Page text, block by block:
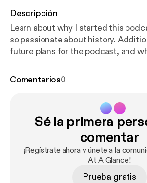
Descripción
Learn about why I started this
so passionate about history.
future plans for the podcast, and
Comentarios0
Sé la primera
comentar
¡Regístrate ahora y únete a la
At A Glance!
Prueba gratis